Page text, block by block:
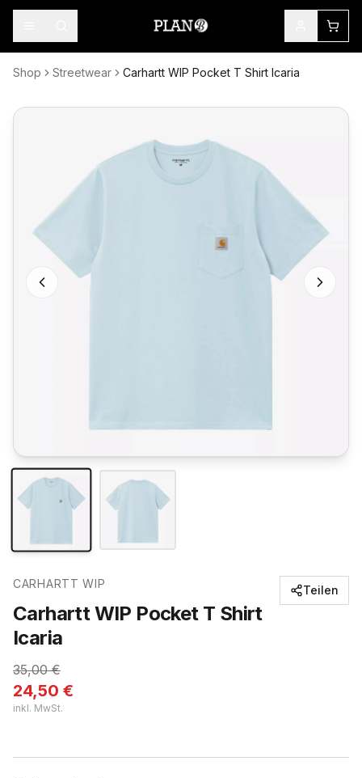
Shop Streetwear Carhartt WIP Pocket T Shirt Icaria
CARHARTT WIP
Carhartt WIP Pocket T Shirt
Icaria
35,00€
24,50 €
inkl. MwSt.
Teilen